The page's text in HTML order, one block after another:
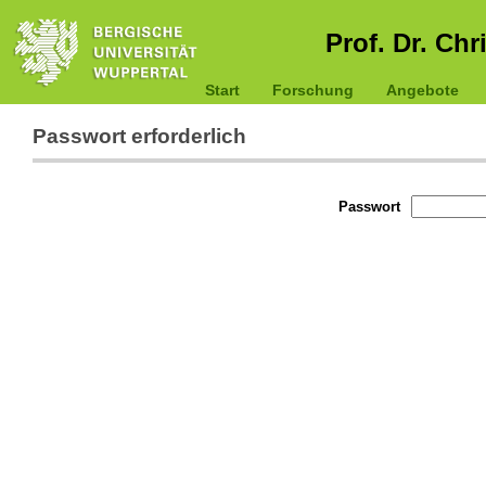
Prof. Dr.
Start Forschung Angebote
Passwort erforderlich
Passwort